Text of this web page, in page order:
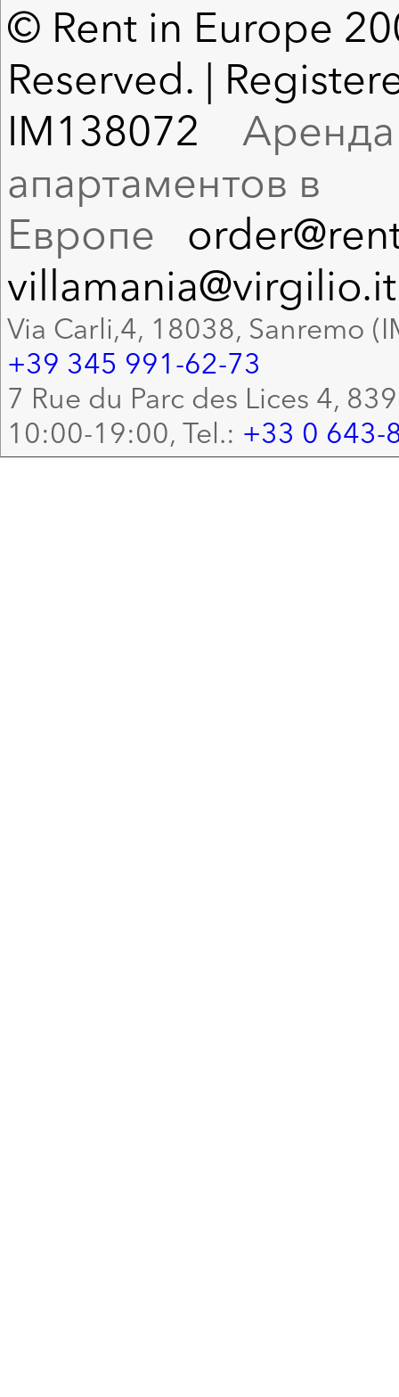
© Rent in Europe
Reserved. |
IM138072 Аренда
апартаментов в
Европе
villamania@virgilio.it
Via Carli,4, 18038, Sanremo
+39 345 991-62-73
7 Rue du Parc des Lices 4,
10:00-19:00, Tel.: +33 0 643-